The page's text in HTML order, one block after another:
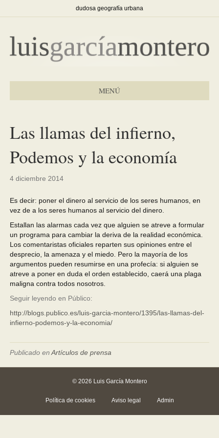
dudosa geografía urbana
MENÚ
Las llamas del infierno,
Podemos y la economía
4 diciembre 2014
Es decir: poner el dinero al servicio de los seres humanos, en
vez de a los seres humanos al servicio del dinero.
Estallan las alarmas cada vez que alguien se atreve a formular
un programa para cambiar la deriva de la realidad económica.
Los comentaristas oficiales reparten sus opiniones entre el
desprecio, la amenaza y el miedo. Pero la mayoría de los
argumentos pueden resumirse en una profecía: si alguien se
atreve a poner en duda el orden establecido, caerá una plaga
maligna contra todos nosotros.
Seguir leyendo en Público:
http://blogs.publico.es/luis-garcia-montero/1395/las-llamas-del-
infierno-podemos-y-la-economia/
Publicado en Artículos de prensa
© 2026 Luis García Montero
Política de cookies Aviso legal Admin